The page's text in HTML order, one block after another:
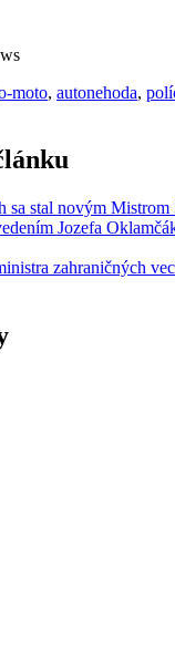
moto, autonehoda,
sa stal novým Mistrom
Jozefa
zahraničných